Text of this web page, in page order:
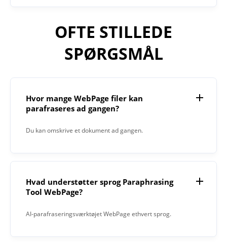
OFTE STILLEDE
SPØRGSMÅL
Hvor mange WebPage filer kan
parafraseres ad gangen?
Du kan omskrive et dokument ad gangen.
Hvad understøtter sprog Paraphrasing
Tool WebPage?
AI-parafraseringsværktøjet WebPage ethvert sprog.